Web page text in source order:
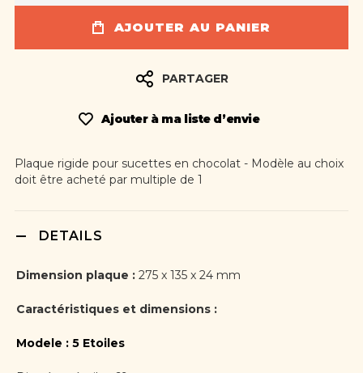
AJOUTER AU PANIER
PARTAGER
Ajouter à ma liste d’envie
Plaque rigide pour sucettes en chocolat - Modèle au choix
doit être acheté par multiple de 1
DETAILS
Dimension plaque : 275 x 135 x 24 mm
Caractéristiques et dimensions :
Modele : 5 Etoiles